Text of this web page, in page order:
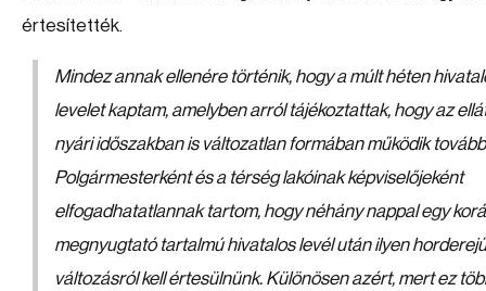
értesítették.
Mindez annak ellenére történik, hogy a múlt héten
levelet kaptam, amelyben arról tájékoztattak, hogy az
nyári időszakban is változatlan formában működik
Polgármesterként és a térség lakóinak képviselőjeként
elfogadhatatlannak tartom, hogy néhány nappal egy
megnyugtató tartalmú hivatalos levél után ilyen horderejű
változásról kell értesülnünk. Különösen azért, mert ez